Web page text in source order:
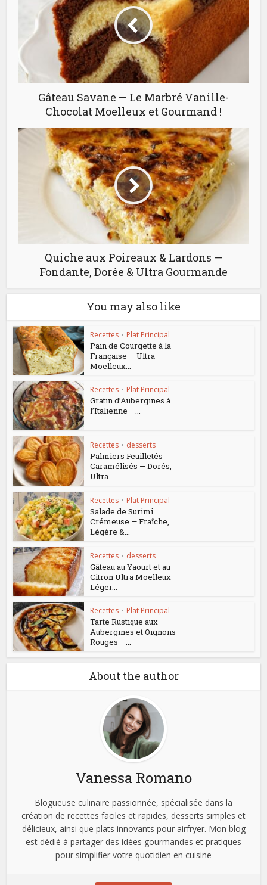
Gâteau Savane — Le Marbré Vanille-
Chocolat Moelleux et Gourmand !
Quiche aux Poireaux & Lardons —
Fondante, Dorée & Ultra Gourmande
You may also like
Recettes • Plat Principal
Pain de Courgette à la
Française — Ultra
Moelleux...
Recettes • Plat Principal
Gratin d’Aubergines à
l’Italienne —...
Recettes • desserts
Palmiers Feuilletés
Caramélisés — Dorés,
Ultra...
Recettes • Plat Principal
Salade de Surimi
Crémeuse — Fraîche,
Légère &...
Recettes • desserts
Gâteau au Yaourt et au
Citron Ultra Moelleux —
Léger...
Recettes • Plat Principal
Tarte Rustique aux
Aubergines et Oignons
Rouges —...
About the author
Vanessa Romano
Blogueuse culinaire passionnée, spécialisée dans la
création de recettes faciles et rapides, desserts simples et
délicieux, ainsi que plats innovants pour airfryer. Mon blog
est dédié à partager des idées gourmandes et pratiques
pour simplifier votre quotidien en cuisine